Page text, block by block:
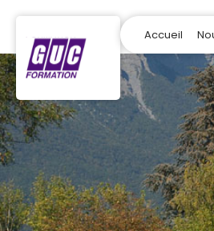
Accueil